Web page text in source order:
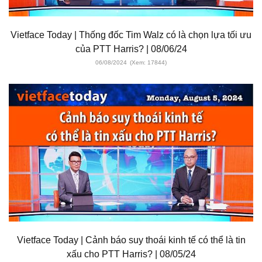
Vietface Today | Thống đốc Tim Walz có là chọn lựa tối ưu
của PTT Harris? | 08/06/24
06/08/2024 (Xem: 17844)
Vietface Today | Cảnh báo suy thoái kinh tế có thể là tin
xấu cho PTT Harris? | 08/05/24